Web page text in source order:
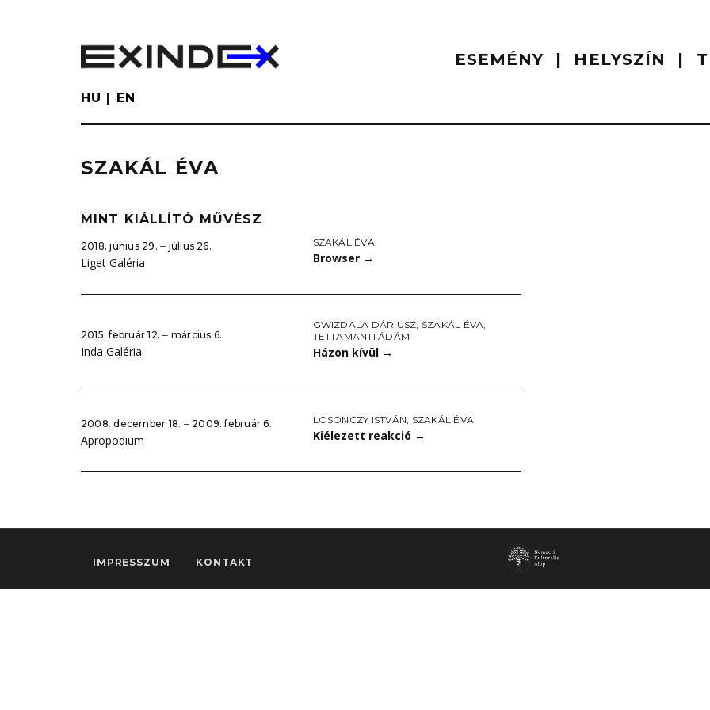
ESEMÉNY HELYSZÍN
HU EN
SZAKÁL ÉVA
MINT KIÁLLÍTÓ MŰVÉSZ
2018. június 29. ‒ július 26.
Liget Galéria
SZAKÁL ÉVA
Browser →
2015. február 12. ‒ március 6.
Inda Galéria
GWIZDALA DÁRIUSZ, SZAKÁL ÉVA,
TETTAMANTI ÁDÁM
Házon kívül →
2008. december 18. ‒ 2009. február 6.
Apropodium
LOSONCZY ISTVÁN SZAKÁL ÉVA
Kiélezett reakció →
IMPRESSZUM KONTAKT